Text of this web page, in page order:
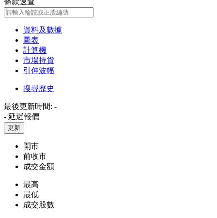
條款速查
資料及數據
圖表
計算機
市場持貨
引伸波幅
搜尋歷史
最後更新時間: -
- 延遲報價
更新
開市
前收市
成交金額
最高
最低
成交股數